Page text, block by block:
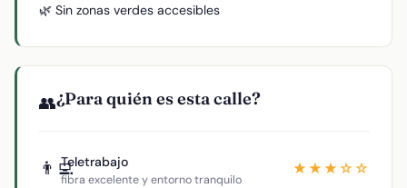
🌿 Sin zonas verdes accesibles
👥¿Para quién es esta calle?
👨‍💻Teletrabajo
fibra excelente y entorno tranquilo
★★★☆☆